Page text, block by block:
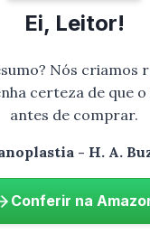
essas
Ei, Leitor!
Nós criamos
certeza de que
antes de comprar.
- H. A.
Conferir na